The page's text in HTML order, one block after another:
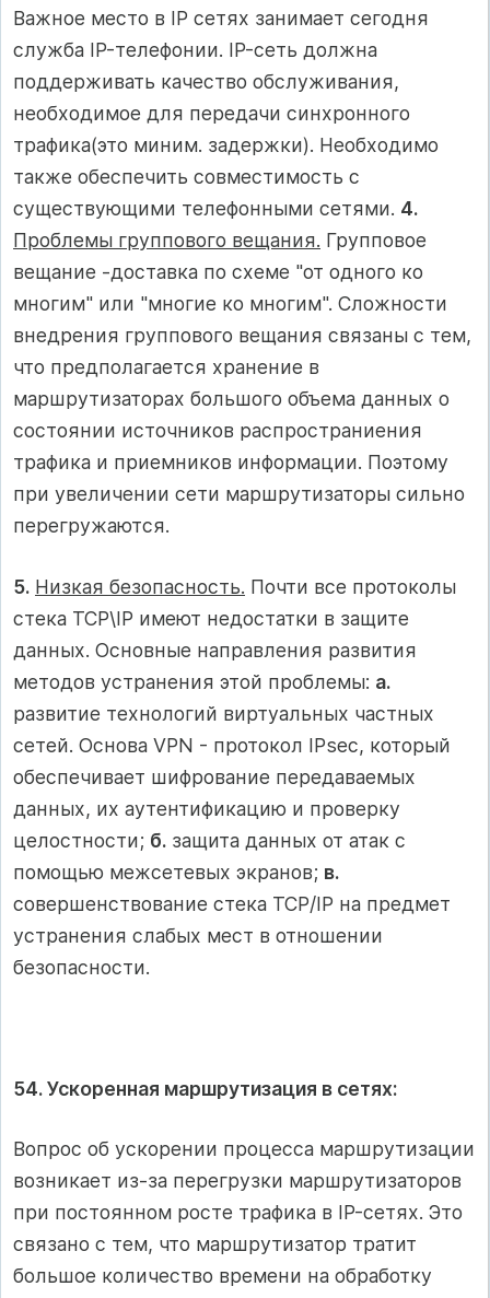
Важное место в IP сетях занимает сегодня
служба IP-телефонии. IP-сеть должна
поддерживать качество обслуживания,
необходимое для передачи синхронного
трафика(это миним. задержки). Необходимо
также обеспечить совместимость с
существующими телефонными сетями. 4.
Проблемы группового вещания. Групповое
вещание -доставка по схеме "от одного ко
многим" или "многие ко многим". Сложности
внедрения группового вещания связаны с тем,
что предполагается хранение в
маршрутизаторах большого объема данных о
состоянии источников распространиения
трафика и приемников информации. Поэтому
при увеличении сети маршрутизаторы сильно
перегружаются.
5. Низкая безопасность. Почти все протоколы
стека ТСР\IP имеют недостатки в защите
данных. Основные направления развития
методов устранения этой проблемы: а.
развитие технологий виртуальных частных
сетей. Основа VPN - протокол IPsec, который
обеспечивает шифрование передаваемых
данных, их аутентификацию и проверку
целостности; б. защита данных от атак с
помощью межсетевых экранов; в.
совершенствование стека ТСР/IP на предмет
устранения слабых мест в отношении
безопасности.
54. Ускоренная маршрутизация в сетях:
Вопрос об ускорении процесса маршрутизации
возникает из-за перегрузки маршрутизаторов
при постоянном росте трафика в IP-сетях. Это
связано с тем, что маршрутизатор тратит
большое количество времени на обработку